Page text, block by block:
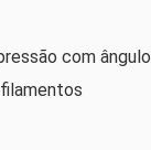
com ângulo